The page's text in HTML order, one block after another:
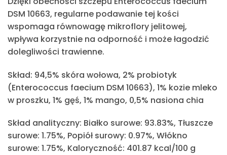
DSM 10663, regularne podawanie tej kości
wspomaga równowagę mikroflory jelitowej,
wpływa korzystnie na odporność i może łagodzić
dolegliwości trawienne.
Skład: 94,5% skóra wołowa, 2% probiotyk
(Enterococcus faecium DSM 10663), 1% kozie mleko
w proszku, 1% gęś, 1% mango, 0,5% nasiona chia
Skład analityczny: Białko surowe: 93.83%, Tłuszcze
surowe: 1.75%, Popiół surowy: 0.97%, Włókno
surowe: 1.75%, Kaloryczność: 401.87 kcal/100 g